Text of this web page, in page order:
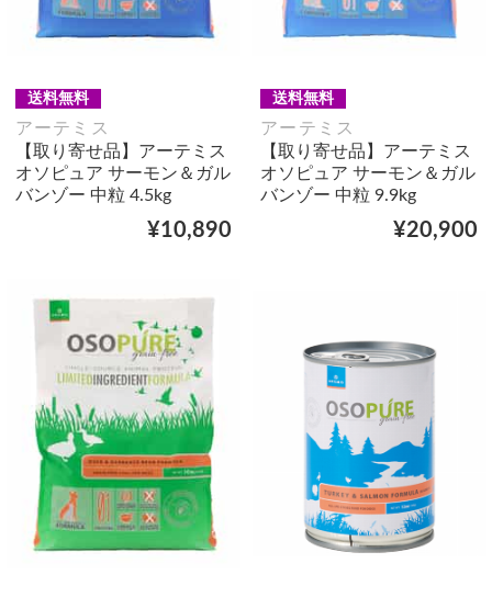
送料無料
アーテミス
【取り寄せ品】アーテミス
オソピュア サーモン＆ガル
バンゾー 中粒 4.5kg
¥10,890
送料無料
アーテミス
【取り寄せ品】アーテミス
オソピュア サーモン＆ガル
バンゾー 中粒 9.9kg
¥20,900